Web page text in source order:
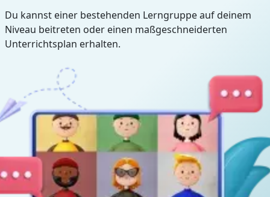
Du kannst einer bestehenden Lerngruppe auf deinem
Niveau beitreten oder einen maßgeschneiderten
Unterrichtsplan erhalten.